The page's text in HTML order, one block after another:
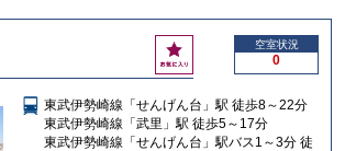
お
気
入
り
空室状況
0
東武伊勢崎線「せんげん台」駅 徒歩8～22分
東武伊勢崎線「武里」駅 徒歩5～17分
東武伊勢崎線「せんげん台」駅バス1～3分 徒